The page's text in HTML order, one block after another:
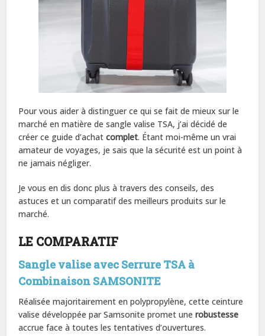
Pour vous aider à distinguer ce qui se fait de mieux sur le
marché en matière de sangle valise TSA, j’ai décidé de
créer ce guide d’achatcomplet. Étant moi-même un vrai
amateur de voyages, je sais que la sécurité est un point à
ne jamais négliger.
Je vous en dis donc plus à travers des conseils, des
astuces et un comparatif des meilleurs produits sur le
marché.
LE COMPARATIF
Sangle valise avec Serrure TSA à
Combinaison SAMSONITE
Réalisée majoritairement en polypropylène, cette ceinture
valise développée par Samsonite promet unerobustesse
accrue face à toutes les tentatives d’ouvertures.